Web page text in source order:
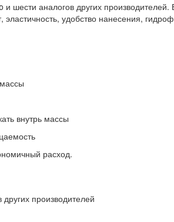
шести аналогов других
удобство нанесения,
внутрь массы
расход.
производителей